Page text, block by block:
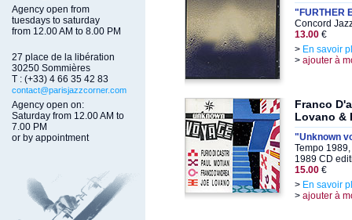
Agency open from
tuesdays to saturday
from 12.00 AM to 8.00 PM
27 place de la libération
30250 Sommières
T : (+33) 4 66 35 42 83
contact@parisjazzcorner.com
Agency open on:
Saturday from 12.00 AM to
7.00 PM
or by appointment
"FURTHER
Concord
13.00 €
> En savoir
> ajouter à
Franco
Lovano &
"Unknown
Tempo
1989 CD
15.00 €
> En savoir
> ajouter à